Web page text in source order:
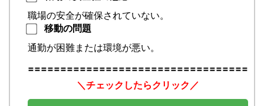
職場の安全が確保されていない。
移動の問題
通勤が困難または環境が悪い。
==================================
＼チェックしたらクリック／